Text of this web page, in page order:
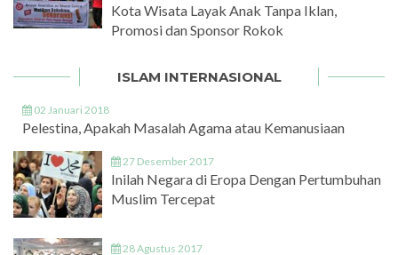
Kota Wisata Layak Anak Tanpa Iklan,
Promosi dan Sponsor Rokok
ISLAM INTERNASIONAL
02 Januari 2018
Pelestina, Apakah Masalah Agama atau Kemanusiaan
27 Desember 2017
Inilah Negara di Eropa Dengan Pertumbuhan
Muslim Tercepat
28 Agustus 2017